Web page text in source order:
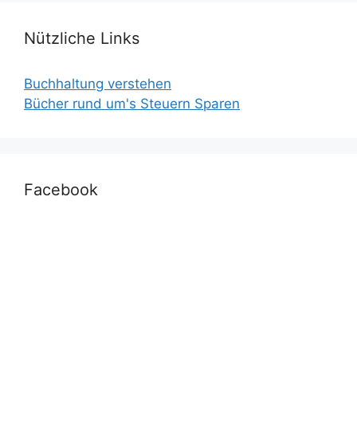
Nützliche Links
Buchhaltung verstehen
Bücher rund um's Steuern Sparen
Facebook